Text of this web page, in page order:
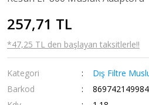
257,71 TL
*47,25 TL den başlayan taksitlerle!!
Kategori
Dış Filtre
Barkod